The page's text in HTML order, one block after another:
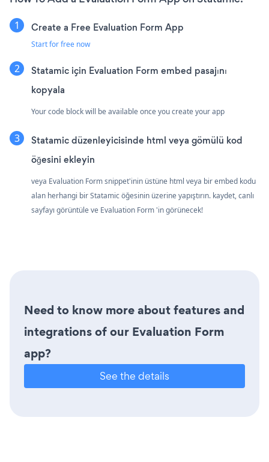
Create a Free Evaluation Form App
Start for free now
Statamic için Evaluation Form embed pasajını
kopyala
Your code block will be available once you create your app
Statamic düzenleyicisinde html veya gömülü kod
öğesini ekleyin
veya Evaluation Form snippet'inin üstüne html veya bir embed kodu
alan herhangi bir Statamic öğesinin üzerine yapıştırın. kaydet, canlı
sayfayı görüntüle ve Evaluation Form 'in görünecek!
Need to know more about features and
integrations of our Evaluation Form
app?
See the details